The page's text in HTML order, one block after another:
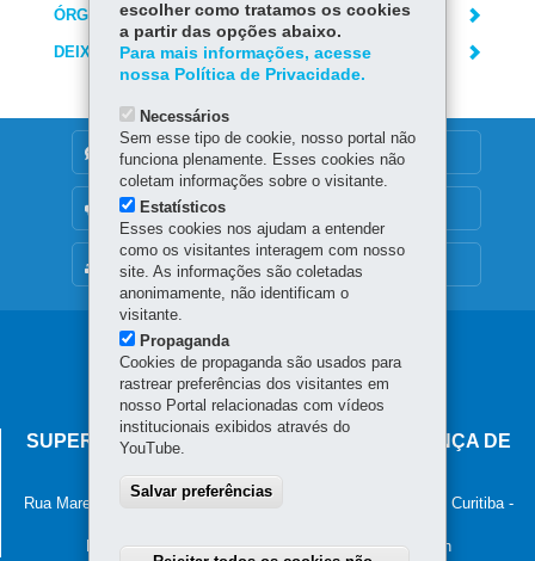
ÓRGÃO RESPONSÁVEL
DEIXE SUA OPINIÃO
MAPA DO SITE
DENUNCIE CORRUPÇÃO
OUVIDORIA
Navegação
principal
SUPERINTENDÊNCIA-GERAL DE GOVERNANÇA DE
Rua Marechal Deodoro, 806, 13º andar - Centro Curitiba -
Horário de atendimento: 8h30 às 12h e 13h30 às 18h
escolher como tratamos os cookies
a partir das opções abaixo.
Para mais informações, acesse
nossa Política de Privacidade.
Necessários
Sem esse tipo de cookie, nosso portal não
funciona plenamente. Esses cookies não
coletam informações sobre o visitante.
Estatísticos
Esses cookies nos ajudam a entender
como os visitantes interagem com nosso
site. As informações são coletadas
anonimamente, não identificam o
visitante.
Propaganda
Cookies de propaganda são usados para
rastrear preferências dos visitantes em
nosso Portal relacionadas com vídeos
institucionais exibidos através do
YouTube.
Salvar preferências